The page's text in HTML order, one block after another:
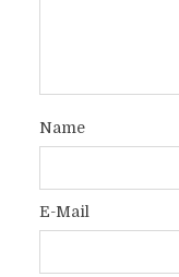
Name
E-Mail